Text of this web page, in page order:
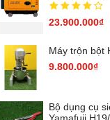
23.900.000₫
Máy trộn bột
9.800.000₫
Bộ dụng cụ